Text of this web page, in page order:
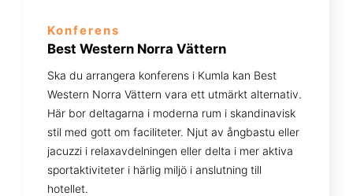
Konferens
Best Western Norra Vättern
Ska du arrangera konferens i Kumla kan Best
Western Norra Vättern vara ett utmärkt alternativ.
Här bor deltagarna i moderna rum i skandinavisk
stil med gott om faciliteter. Njut av ångbastu eller
jacuzzi i relaxavdelningen eller delta i mer aktiva
sportaktiviteter i härlig miljö i anslutning till
hotellet.